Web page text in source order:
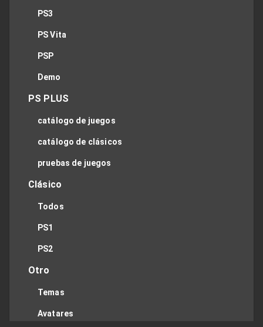
PS3
PS Vita
PSP
Demo
PS PLUS
catálogo de juegos
catálogo de clásicos
pruebas de juegos
Clásico
Todos
PS1
PS2
Otro
Temas
Avatares